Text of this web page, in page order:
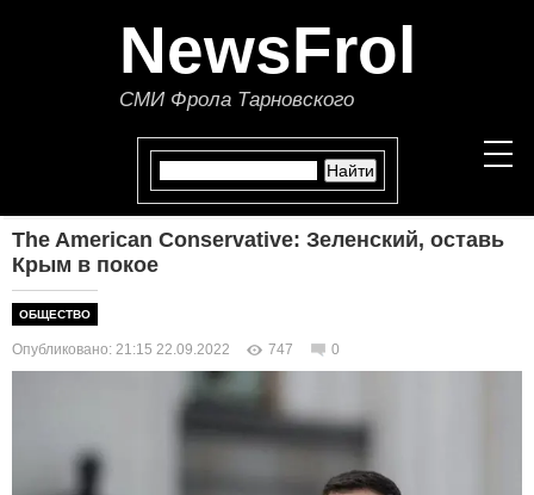
NewsFrol
СМИ Фрола Тарновского
ПОЛИТИКА
ЭКОНОМИКА
The American Conservative: Зеленский, оставь
Крым в покое
ОБЩЕСТВО
Опубликовано: 21:15 22.09.2022 747 0